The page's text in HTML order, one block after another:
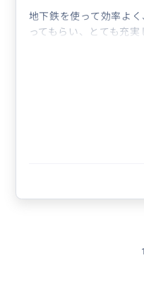
地下鉄を使って効率よ
ってもらい、とても充実